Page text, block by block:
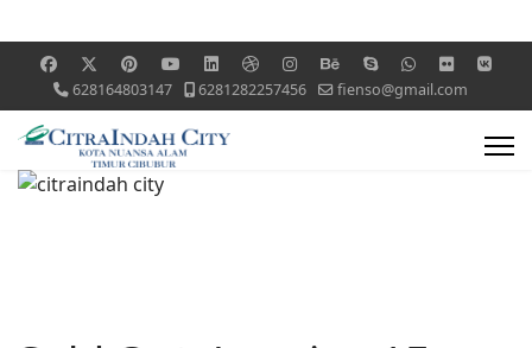
628164803147 6281282257456 fienso@gmail.com